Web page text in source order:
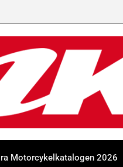
Motorcykelkatalogen 2026